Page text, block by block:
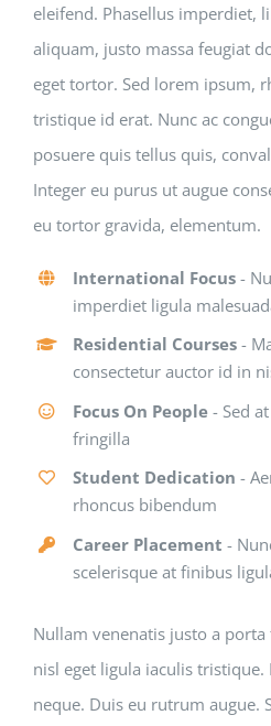
eleifend. Phasellus imperdiet,
aliquam, justo massa feugiat
eget tortor. Sed lorem ipsum,
tristique id erat. Nunc ac
posuere quis tellus quis,
Integer eu purus ut augue
eu tortor gravida, elementum.
International Focus -
imperdiet ligula
Residential Courses -
consectetur auctor id in
Focus On People - Sed
fringilla
Student Dedication -
rhoncus bibendum
Career Placement -
scelerisque at finibus
Nullam venenatis justo a porta
nisl eget ligula iaculis
neque. Duis eu rutrum augue.